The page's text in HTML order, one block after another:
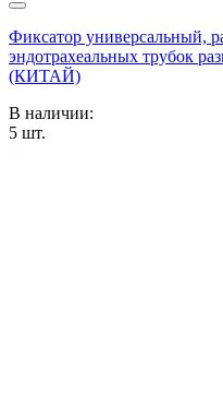
Фиксатор универсальный,
эндотрахеальных трубок
(КИТАЙ)
В наличии:
5 шт.